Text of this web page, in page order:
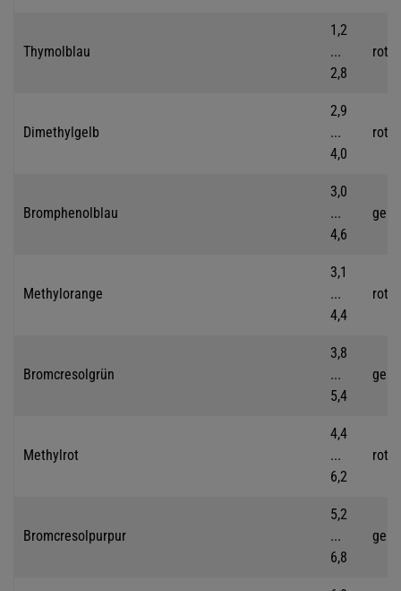
Thymolblau
1,2
...
2,8
rot
Dimethylgelb
2,9
...
4,0
rot
Bromphenolblau
3,0
...
4,6
gelb
Methylorange
3,1
...
4,4
rot
Bromcresolgrün
3,8
...
5,4
gelb
Methylrot
4,4
...
6,2
rot
Bromcresolpurpur
5,2
...
6,8
gelb